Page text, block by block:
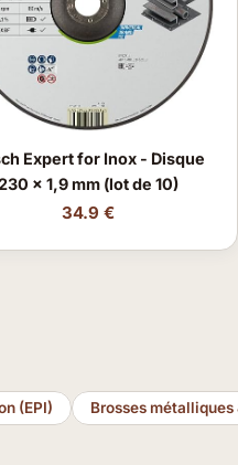
Expert for Inox - Disque
x 1,9 mm (lot de 10)
34.9 €
(EPI)
Brosses